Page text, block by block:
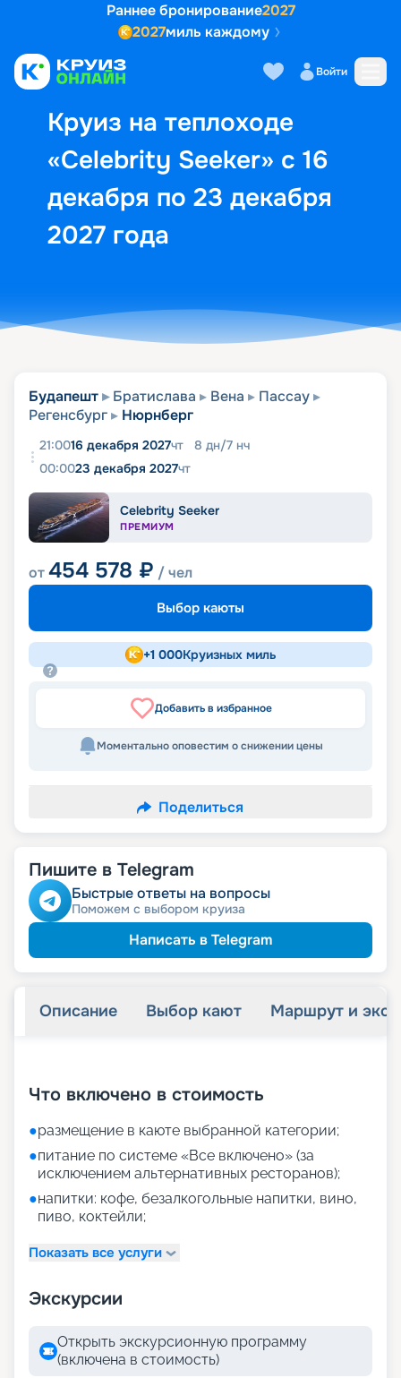
Раннее бронирование2027
2027миль каждому
Войти
Круиз на теплоходе
«Celebrity Seeker» с 16
декабря по 23 декабря
2027 года
Выбор кают Маршрут и
Будапешт Братислава Вена
Пассау
Регенсбург
Нюрнберг
21:0016 декабря 2027чт 8 дн/7 нч
00:0023 декабря 2027чт
Celebrity Seeker
ПРЕМИУМ
от454 578 ₽ / чел
Выбор каюты
+1 000Круизных миль
Добавить в избранное
Моментально оповестим о снижении цены
Поделиться
Пишите в Telegram
Быстрые ответы на вопросы
Поможем с выбором круиза
Написать в Telegram
Описание Выбор кают Маршрут и
Что включено в стоимость
●размещение в каюте выбранной категории;
●питание по системе «Все включено» (за
исключением альтернативных ресторанов);
●напитки: кофе, безалкогольные напитки, вино,
пиво, коктейли;
Показать все услуги
Экскурсии
Открыть экскурсионную программу
(включена в стоимость)